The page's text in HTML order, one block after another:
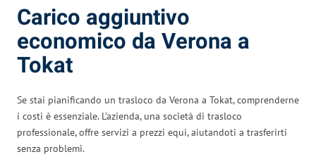
Carico aggiuntivo
economico da Verona a
Tokat
Se stai pianificando un trasloco da Verona a Tokat, comprenderne
i costi è essenziale. L’azienda, una società di trasloco
professionale, offre servizi a prezzi equi, aiutandoti a trasferirti
senza problemi.